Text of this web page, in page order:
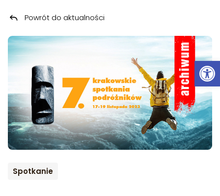
Przeskocz do treści
ARCHIWUM
Spotkanie
Powrót do aktualności